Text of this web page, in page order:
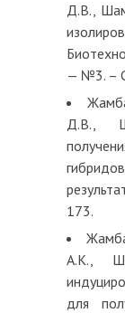
Д.В.,
— №3. –
Д.В.,
173.
А.К.,
для